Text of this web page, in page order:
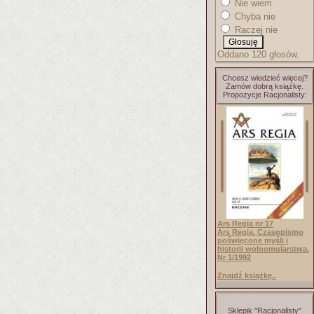
Nie wiem
Chyba nie
Raczej nie
Oddano 120 głosów.
Chcesz wiedzieć więcej?
Zamów dobrą książkę.
Propozycje Racjonalisty:
Ars Regia nr 17
Ars Regia. Czasopismo
poświęcone myśli i
historii wolnomularstwa.
Nr 1/1992
Znajdź książkę..
Sklepik "Racjonalisty"